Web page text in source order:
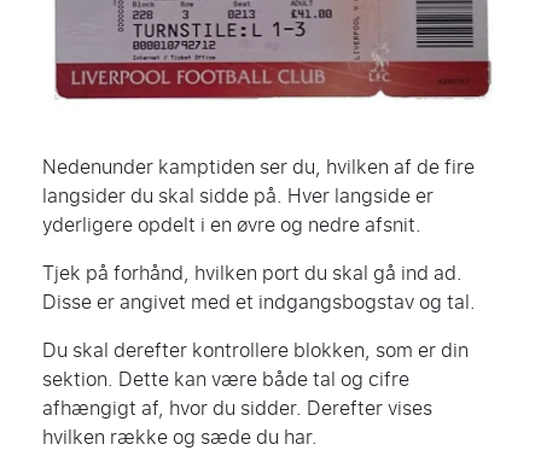
Nedenunder kamptiden ser du, hvilken af de fire
langsider du skal sidde på. Hver langside er
yderligere opdelt i en øvre og nedre afsnit.
Tjek på forhånd, hvilken port du skal gå ind ad.
Disse er angivet med et indgangsbogstav og tal.
Du skal derefter kontrollere blokken, som er din
sektion. Dette kan være både tal og cifre
afhængigt af, hvor du sidder. Derefter vises
hvilken række og sæde du har.